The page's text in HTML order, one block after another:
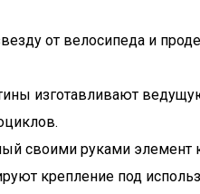
от велосипеда и
изготавливают
своими руками элемент
крепление под